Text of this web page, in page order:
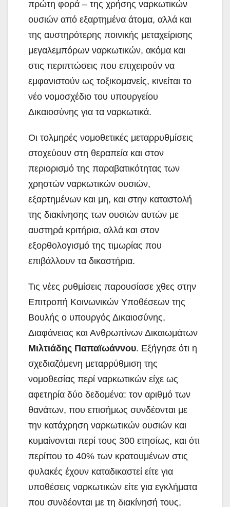
πρώτη φορά – της χρήσης ναρκωτικών
ουσιών από εξαρτημένα άτομα, αλλά και
της αυστηρότερης ποινικής μεταχείρισης
μεγαλεμπόρων ναρκωτικών, ακόμα και
στις περιπτώσεις που επιχειρούν να
εμφανιστούν ως τοξικομανείς, κινείται το
νέο νομοσχέδιο του υπουργείου
Δικαιοσύνης για τα ναρκωτικά.
Οι τολμηρές νομοθετικές μεταρρυθμίσεις
στοχεύουν στη θεραπεία και στον
περιορισμό της παραβατικότητας των
χρηστών ναρκωτικών ουσιών,
εξαρτημένων και μη, και στην καταστολή
της διακίνησης των ουσιών αυτών με
αυστηρά κριτήρια, αλλά και στον
εξορθολογισμό της τιμωρίας που
επιβάλλουν τα δικαστήρια.
Τις νέες ρυθμίσεις παρουσίασε χθες στην
Επιτροπή Κοινωνικών Υποθέσεων της
Βουλής ο υπουργός Δικαιοσύνης,
Διαφάνειας και Ανθρωπίνων Δικαιωμάτων
Μιλτιάδης Παπαϊωάννου. Εξήγησε ότι η
σχεδιαζόμενη μεταρρύθμιση της
νομοθεσίας περί ναρκωτικών είχε ως
αφετηρία δύο δεδομένα: τον αριθμό των
θανάτων, που επισήμως συνδέονται με
την κατάχρηση ναρκωτικών ουσιών και
κυμαίνονται περί τους 300 ετησίως, και ότι
περίπου το 40% των κρατουμένων στις
φυλακές έχουν καταδικαστεί είτε για
υποθέσεις ναρκωτικών είτε για εγκλήματα
που συνδέονται με τη διακίνησή τους,